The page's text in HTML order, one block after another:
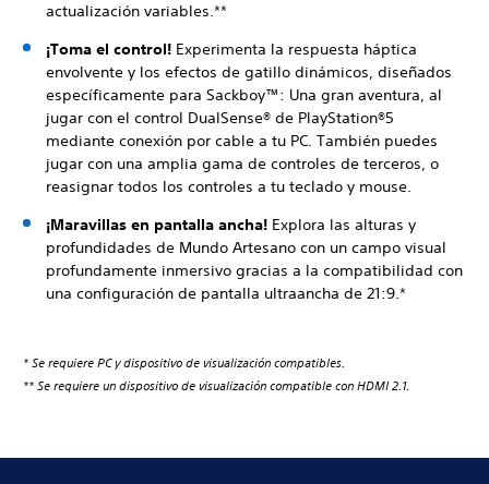
actualización variables.**
¡Toma el control! Experimenta la respuesta háptica
envolvente y los efectos de gatillo dinámicos, diseñados
específicamente para Sackboy™: Una gran aventura, al
jugar con el control DualSense® de PlayStation®5
mediante conexión por cable a tu PC. También puedes
jugar con una amplia gama de controles de terceros, o
reasignar todos los controles a tu teclado y mouse.
¡Maravillas en pantalla ancha! Explora las alturas y
profundidades de Mundo Artesano con un campo visual
profundamente inmersivo gracias a la compatibilidad con
una configuración de pantalla ultraancha de 21:9.*
* Se requiere PC y dispositivo de visualización compatibles.
** Se requiere un dispositivo de visualización compatible con HDMI 2.1.